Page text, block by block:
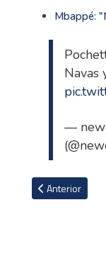
Mbappé:
Navas
—
Artículo
Anterior